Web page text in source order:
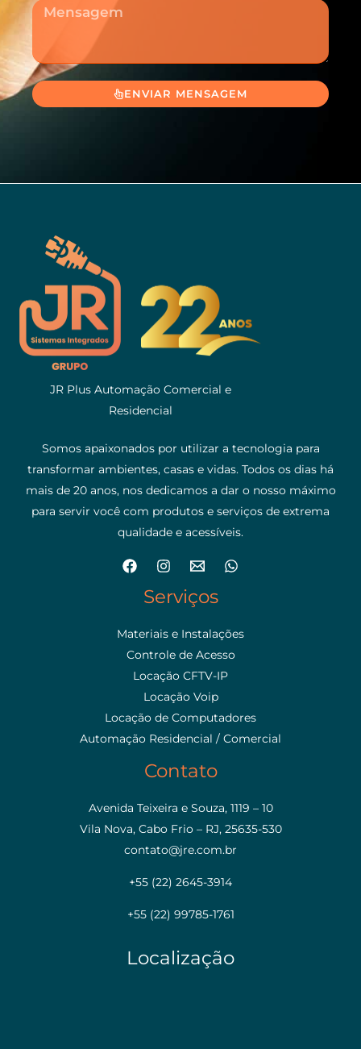
Mensagem
ENVIAR MENSAGEM
JR Plus Automação Comercial e
Residencial
Somos apaixonados por utilizar a tecnologia para
transformar ambientes, casas e vidas. Todos os dias há
mais de 20 anos, nos dedicamos a dar o nosso máximo
para servir você com produtos e serviços de extrema
qualidade e acessíveis.
Serviços
Materiais e Instalações
Controle de Acesso
Locação CFTV-IP
Locação Voip
Locação de Computadores
Automação Residencial / Comercial
Contato
Avenida Teixeira e Souza, 1119 – 10
Vila Nova, Cabo Frio – RJ, 25635-530
contato@jre.com.br
+55 (22) 2645-3914
+55 (22) 99785-1761
Localização